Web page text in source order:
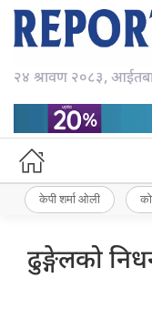
२४ श्रावण २०८३,
केपी शर्मा ओली
ढुङ्गेलको